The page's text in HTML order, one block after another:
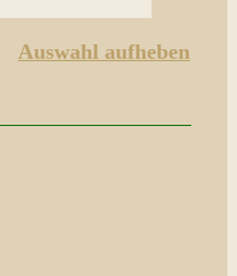
Auswahl aufheben